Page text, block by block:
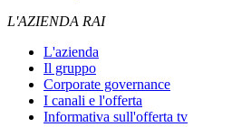
L'AZIENDA RAI
L'azienda
Il gruppo
Corporate governance
I canali e l'offerta
Informativa sull'offerta tv